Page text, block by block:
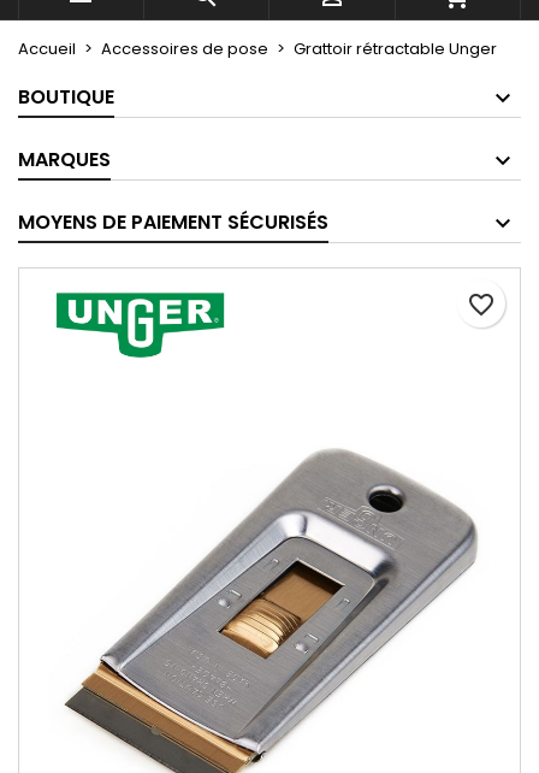
Accueil Accessoires de pose Grattoir rétractable Unger
BOUTIQUE
MARQUES
MOYENS DE PAIEMENT SÉCURISÉS
favorite_border